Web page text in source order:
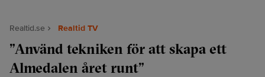
Realtid.se Realtid TV
”Använd tekniken för att skapa ett
Almedalen året runt”